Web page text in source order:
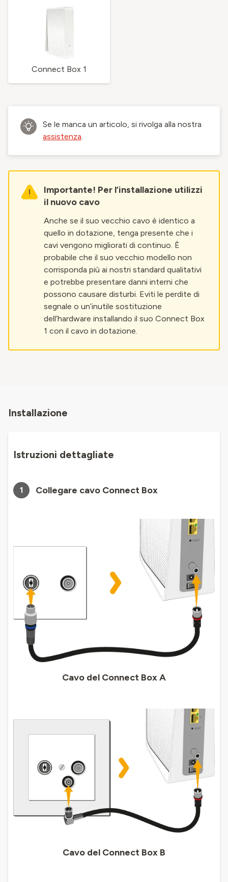
Connect Box 1
Se le manca un articolo, si rivolga alla nostra
assistenza.
Importante! Per l’installazione utilizzi
il nuovo cavo
Anche se il suo vecchio cavo è identico a
quello in dotazione, tenga presente che i
cavi vengono migliorati di continuo. È
probabile che il suo vecchio modello non
corrisponda più ai nostri standard qualitativi
e potrebbe presentare danni interni che
possono causare disturbi. Eviti le perdite di
segnale o un’inutile sostituzione
dell’hardware installando il suo Connect Box
1 con il cavo in dotazione.
Installazione
Istruzioni dettagliate
1 Collegare cavo Connect Box
Cavo del Connect Box A
Cavo del Connect Box B